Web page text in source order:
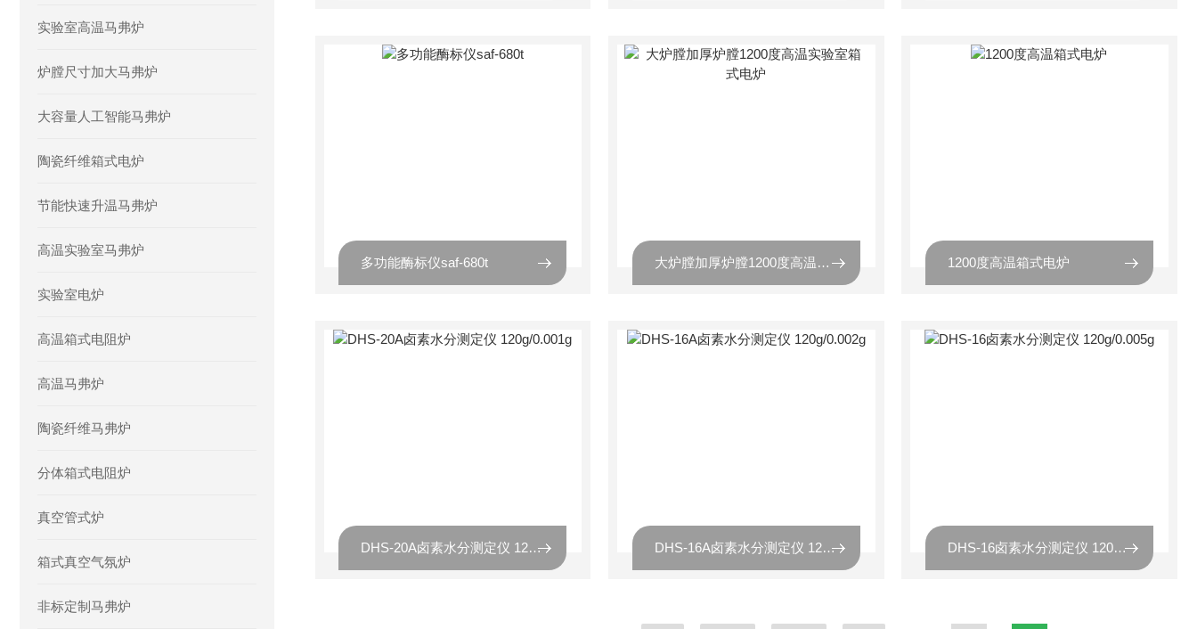
实验室高温马弗炉
炉膛尺寸加大马弗炉
大容量人工智能马弗炉
陶瓷纤维箱式电炉
节能快速升温马弗炉
高温实验室马弗炉
实验室电炉
高温箱式电阻炉
高温马弗炉
陶瓷纤维马弗炉
分体箱式电阻炉
真空管式炉
箱式真空气氛炉
非标定制马弗炉
多功能酶标仪saf-680t 大炉膛加厚炉膛1200度高温实验室箱式电炉 1200度高温箱式电炉
DHS-20A卤素水分测定仪 120g/0.001g DHS-16A卤素水分测定仪 120g/0.002g DHS-16卤素水分测定仪 120g/0.005g